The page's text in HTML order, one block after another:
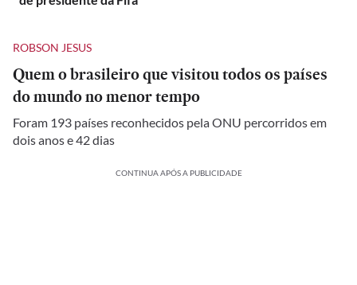
ROBSON JESUS
Quem o brasileiro que visitou todos os países
do mundo no menor tempo
Foram 193 países reconhecidos pela ONU percorridos em
dois anos e 42 dias
CONTINUA APÓS A PUBLICIDADE